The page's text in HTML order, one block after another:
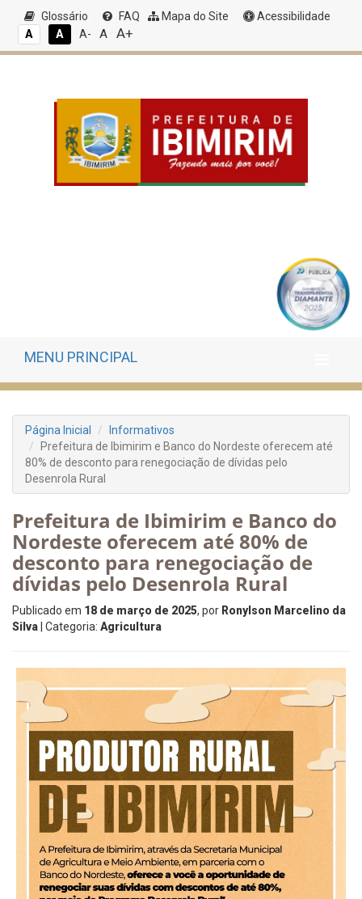
Glossário FAQ Mapa do Site
Acessibilidade
A
A A- A A+
MENU PRINCIPAL
Página Inicial
Informativos
Prefeitura de Ibimirim e Banco do Nordeste oferecem até
80% de desconto para renegociação de dívidas pelo
Desenrola Rural
Prefeitura de Ibimirim e Banco do
Nordeste oferecem até 80% de
desconto para renegociação de
dívidas pelo Desenrola Rural
Publicado em 18 de março de 2025, por Ronylson Marcelino da
Silva | Categoria: Agricultura